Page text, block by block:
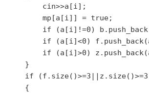
        cin>>a[i];
        mp[a[i]] = true;
if (a[i]!=0)
if (a[i]<0)
if (a[i]>0)
    }
if
    {